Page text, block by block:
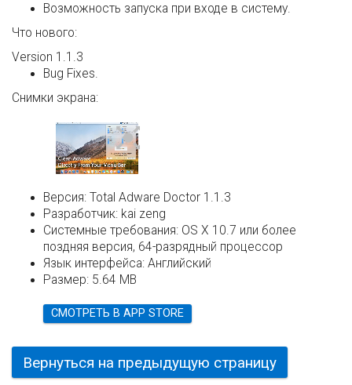
Возможность запуска при входе в систему.
Что нового:
Version 1.1.3
Bug Fixes.
Снимки экрана:
Версия: Total Adware Doctor 1.1.3
Разработчик: kai zeng
Системные требования: OS X 10.7 или более
поздняя версия, 64-разрядный процессор
Язык интерфейса: Английский
Размер: 5.64 MB
СМОТРЕТЬ В APP STORE
Вернуться на предыдущую страницу